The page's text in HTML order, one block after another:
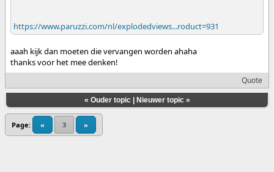
https://www.paruzzi.com/nl/explodedviews...roduct=931
aaah kijk dan moeten die vervangen worden ahaha
thanks voor het mee denken!
Quote
« Ouder topic| Nieuwer topic»
Page: « 3 »